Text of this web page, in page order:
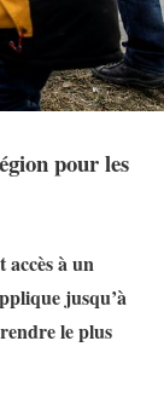
pour les
à un
jusqu’à
le plus